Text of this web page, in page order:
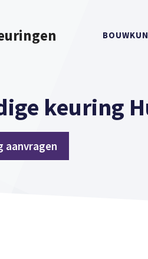
keuring
aanvragen